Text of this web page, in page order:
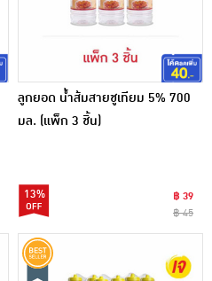
ลูกยอด น้ำส้มสายชูเทียม 5% 700
มล. (แพ็ก 3 ชิ้น)
13%
฿ 39
฿ 45